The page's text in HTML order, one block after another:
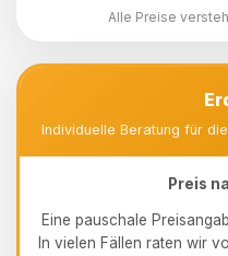
Alle Preise
Individuelle Beratung für
Preis
Eine pauschale
In vielen Fällen raten wir